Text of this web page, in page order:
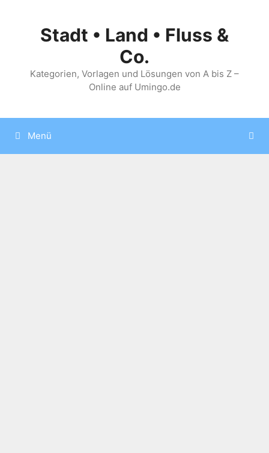
springenStadt • Land • Fluss &
Co.
Kategorien, Vorlagen und Lösungen von A bis Z –
Online auf Umingo.de
Menü